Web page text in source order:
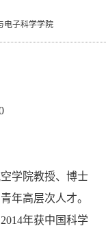
电子科学学院
学院教授、博士
年高层次人才。
年获中国科学